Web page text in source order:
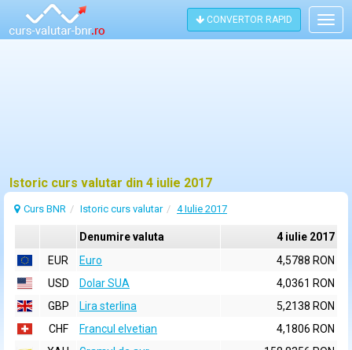
CONVERTOR RAPID
Istoric curs valutar din 4 iulie 2017
Curs BNR Istoric curs valutar 4 Iulie 2017
Denumire valuta
4 iulie 2017
EUR
Euro
4,5788 RON
USD
Dolar SUA
4,0361 RON
GBP
Lira sterlina
5,2138 RON
CHF
Francul elvetian
4,1806 RON